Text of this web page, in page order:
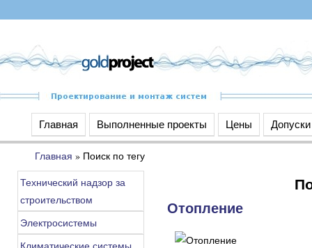
Главная Выполненные проекты Цены Допуски
Главная » Поиск по тегу
Технический надзор за
строительством
Электросистемы
Отопление